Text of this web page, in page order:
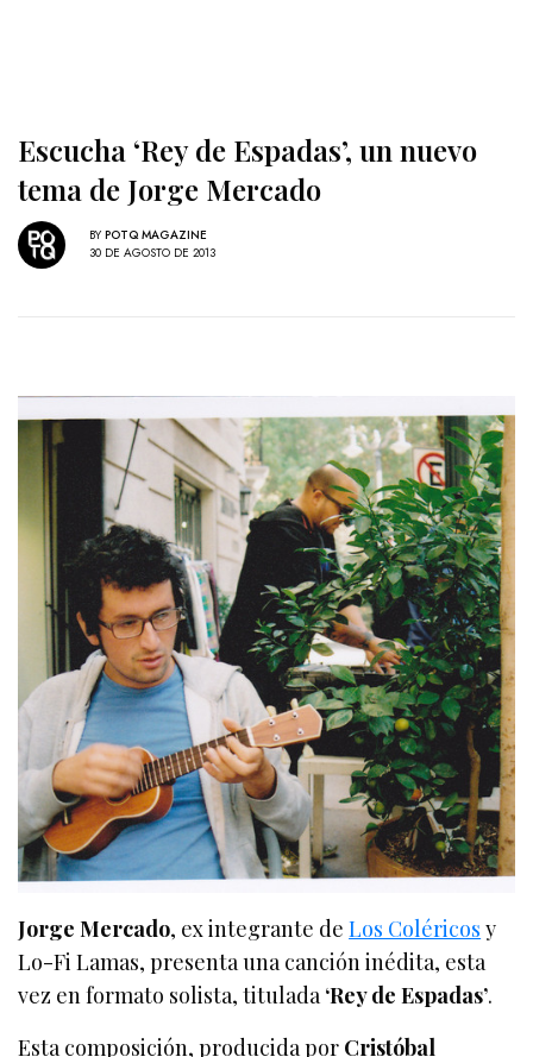
Escucha ‘Rey de Espadas’, un nuevo
tema de Jorge Mercado
BY POTQ MAGAZINE
30 DE AGOSTO DE 2013
Jorge Mercado, ex integrante deLos Coléricos y
Lo-Fi Lamas, presenta una canción inédita, esta
vez en formato solista, titulada‘Rey de Espadas’.
Esta composición, producida por Cristóbal